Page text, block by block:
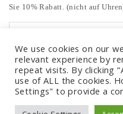
Sie 10% Rabatt. (nicht auf
We use cookies on our
relevant experience by
repeat visits. By clicking
use of ALL the cookies.
Settings" to provide a